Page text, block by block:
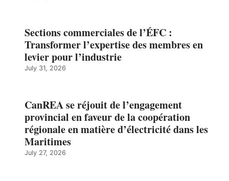
Sections commerciales de l’ÉFC :
Transformer l’expertise des membres en
levier pour l’industrie
July 31, 2026
CanREA se réjouit de l’engagement
provincial en faveur de la coopération
régionale en matière d’électricité dans les
Maritimes
July 27, 2026